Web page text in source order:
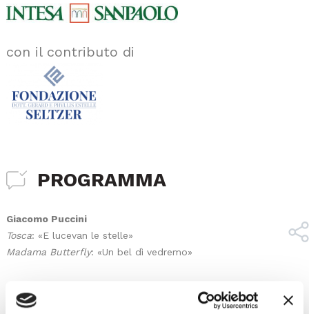
con il contributo di
PROGRAMMA
Giacomo Puccini
Tosca: «E lucevan le stelle»
Madama Butterfly: «Un bel dì vedremo»
Rhapsody in Blue